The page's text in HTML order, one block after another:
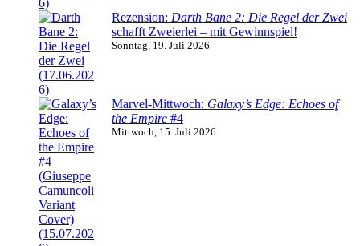
Rezension: Darth Bane 2: Die Regel der Zwei
schafft Zweierlei – mit Gewinnspiel!
Sonntag, 19. Juli 2026
Marvel-Mittwoch: Galaxy’s Edge: Echoes of
the Empire #4
Mittwoch, 15. Juli 2026